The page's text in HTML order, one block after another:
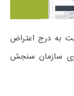
به درج اعتراض
سازمان سنجش